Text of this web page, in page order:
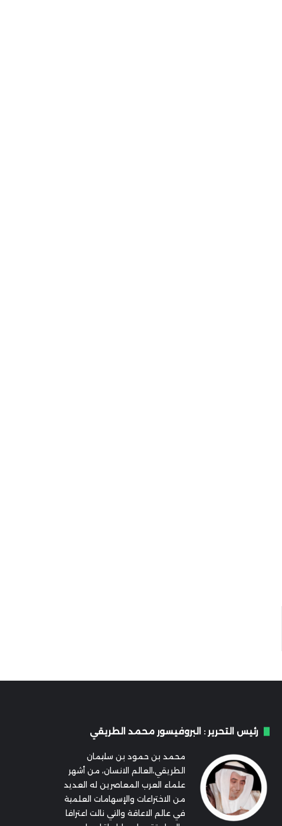
رئيس التحرير : البروفيسور محمد الطريقي
محمد بن حمود بن سليمان
الطريقي،العالم الانسان، من أشهر
علماء العرب المعاصرين له العديد
من الاختراعات والإسهامات العلمية
في عالم الاعاقة والتي نالت اعترافا